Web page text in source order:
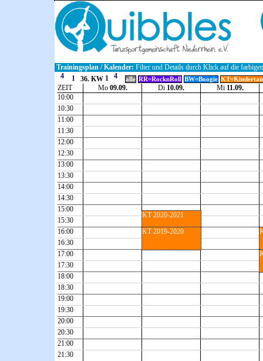
Trainingsplan / Kalender: Filter und Details durch Klick auf die
36. KW
alle RR=RocknRoll BW=Boogie
ZEIT Mo 09.09. Di 10.09. Mi 11.09.
10:00
10:30
11:00
11:30
12:00
12:30
13:00
13:30
14:00
14:30
15:00
15:30
16:00
16:30
17:00
17:30
18:00
18:30
19:00
19:30
20:00
20:30
21:00
21:30
KT 2020-2021
KT 2019-2020